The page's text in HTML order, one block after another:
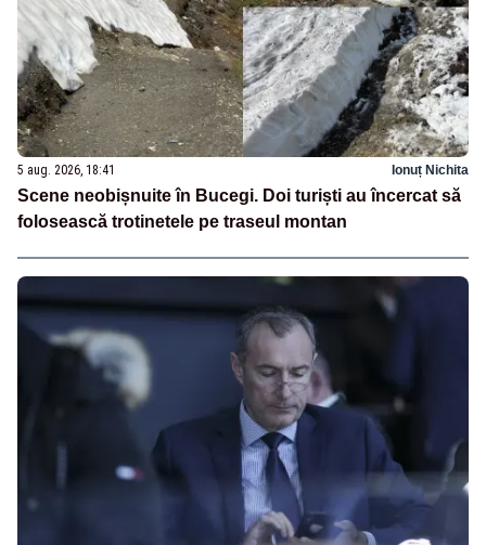
5 aug. 2026, 18:41 Ionuț Nichita
Scene neobișnuite în Bucegi. Doi turiști au încercat să
folosească trotinetele pe traseul montan